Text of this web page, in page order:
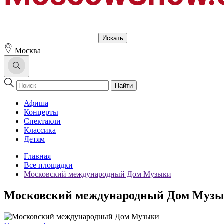
Москва
Найти
Афиша
Концерты
Спектакли
Классика
Детям
Главная
Все площадки
Московский международный Дом Музыки
Московский международный Дом